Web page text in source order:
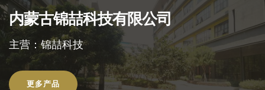
内蒙古锦喆科技有限公司
主营：锦喆科技
更多产品